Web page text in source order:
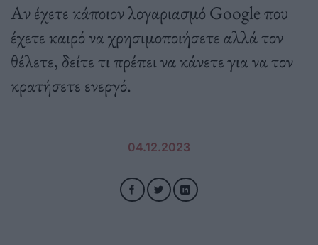
Αν έχετε κάποιον λογαριασμό Google που
έχετε καιρό να χρησιμοποιήσετε αλλά τον
θέλετε, δείτε τι πρέπει να κάνετε για να τον
κρατήσετε ενεργό.
04.12.2023